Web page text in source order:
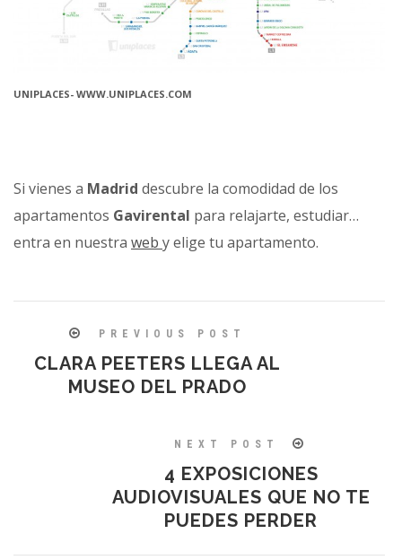
UNIPLACES- WWW.UNIPLACES.COM
Si vienes a Madrid descubre la comodidad de los
apartamentos Gavirental para relajarte, estudiar…
entra en nuestra web y elige tu apartamento.
PREVIOUS POST
CLARA PEETERS LLEGA AL
MUSEO DEL PRADO
NEXT POST
4 EXPOSICIONES
AUDIOVISUALES QUE NO TE
PUEDES PERDER